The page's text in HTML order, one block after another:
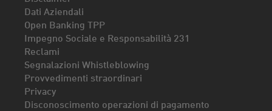
Dati Aziendali
Open Banking TPP
Impegno Sociale e Responsabilità 231
Reclami
Segnalazioni Whistleblowing
Provvedimenti straordinari
Privacy
Disconoscimento operazioni di pagamento